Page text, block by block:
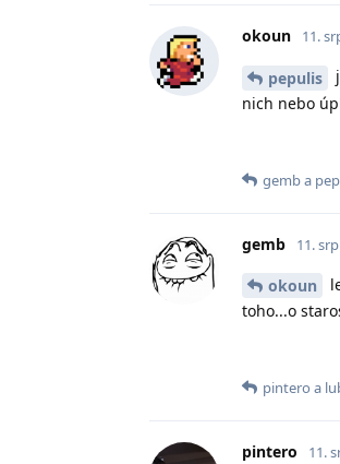
okoun 11.
pepulis
nich nebo
gemba
gemb 11.
okoun
toho...o
pintero a
pintero 11.